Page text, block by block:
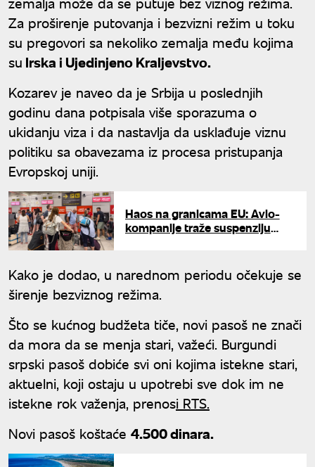
Za proširenje putovanja i bezvizni režim u toku
su pregovori sa nekoliko zemalja među kojima
su Irska i Ujedinjeno Kraljevstvo.
Kozarev je naveo da je Srbija u poslednjih
godinu dana potpisala više sporazuma o
ukidanju viza i da nastavlja da usklađuje viznu
politiku sa obavezama iz procesa pristupanja
Evropskoj uniji.
Haos na granicama EU: Avio-
kompanije traže suspenziju
Kako je dodao, u narednom periodu očekuje se
širenje bezviznog režima.
Što se kućnog budžeta tiče, novi pasoš ne znači
da mora da se menja stari, važeći. Burgundi
srpski pasoš dobiće svi oni kojima istekne stari,
aktuelni, koji ostaju u upotrebi sve dok im ne
istekne rok važenja, prenosi RTS.
Novi pasoš koštaće 4.500 dinara.